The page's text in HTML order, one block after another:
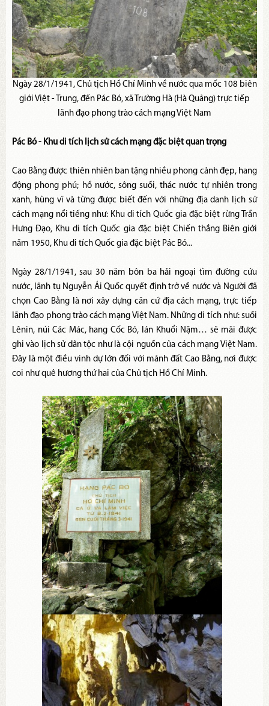
Ngày 28/1/1941, Chủ tịch Hồ Chí Minh về nước qua mốc 108 biên
giới Việt - Trung, đến Pác Bó, xã Trường Hà (Hà Quảng) trực tiếp
lãnh đạo phong trào cách mạng Việt Nam
Pác Bó - Khu di tích lịch sử cách mạng đặc biệt quan trọng
Cao Bằng được thiên nhiên ban tặng nhiều phong cảnh đẹp, hang
động phong phú; hồ nước, sông suối, thác nước tự nhiên trong
xanh, hùng vĩ và từng được biết đến với những địa danh lịch sử
cách mạng nổi tiếng như: Khu di tích Quốc gia đặc biệt rừng Trần
Hưng Đạo, Khu di tích Quốc gia đặc biệt Chiến thắng Biên giới
năm 1950, Khu di tích Quốc gia đặc biệt Pác Bó...
Ngày 28/1/1941, sau 30 năm bôn ba hải ngoại tìm đường cứu
nước, lãnh tụ Nguyễn Ái Quốc quyết định trở về nước và Người đã
chọn Cao Bằng là nơi xây dựng căn cứ địa cách mạng, trực tiếp
lãnh đạo phong trào cách mạng Việt Nam. Những di tích như: suối
Lênin, núi Các Mác, hang Cốc Bó, lán Khuổi Nặm… sẽ mãi được
ghi vào lịch sử dân tộc như là cội nguồn của cách mạng Việt Nam.
Đây là một điều vinh dự lớn đối với mảnh đất Cao Bằng, nơi được
coi như quê hương thứ hai của Chủ tịch Hồ Chí Minh.